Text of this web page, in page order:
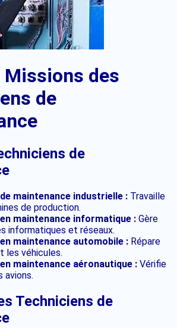
Missions des
de
de
maintenance industrielle : Travaille
de production.
maintenance informatique : Gère
informatiques et réseaux.
maintenance automobile : Répare
les véhicules.
maintenance aéronautique : Vérifie
avions.
Techniciens de